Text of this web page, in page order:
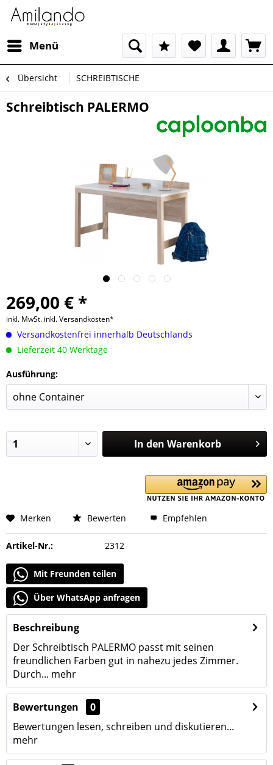
Menü
Übersicht SCHREIBTISCHE
Schreibtisch PALERMO
269,00 € *
inkl. MwSt. inkl. Versandkosten*
Versandkostenfrei innerhalb Deutschlands
Lieferzeit 40 Werktage
Ausführung:
In den Warenkorb
Merken Bewerten Empfehlen
Artikel-Nr.: 2312
Mit Freunden teilen
Über WhatsApp anfragen
Beschreibung
Der Schreibtisch PALERMO passt mit seinen
freundlichen Farben gut in nahezu jedes Zimmer.
Durch... mehr
Bewertungen
0
Bewertungen lesen, schreiben und diskutieren...
mehr